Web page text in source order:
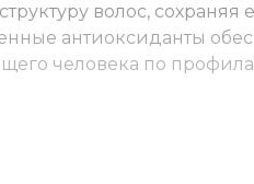
волос, сохраняя
антиоксиданты
человека по